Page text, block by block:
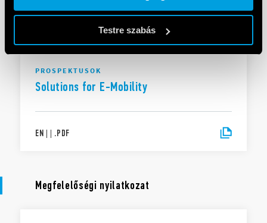
Testre szabás
PROSPEKTUSOK
Solutions for E-Mobility
EN | | .PDF
Megfelelőségi nyilatkozat